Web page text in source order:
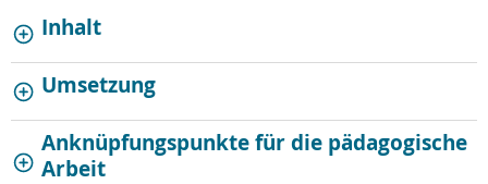
Inhalt
Umsetzung
Anknüpfungspunkte für die pädagogische
Arbeit